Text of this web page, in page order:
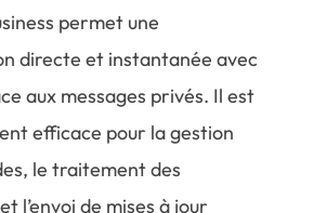
permet une
directe et instantanée avec
aux messages privés. Il est
efficace pour la gestion
le traitement des
l’envoi de mises à jour